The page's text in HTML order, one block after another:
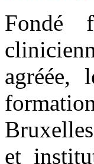
Fondé
agréée,
et